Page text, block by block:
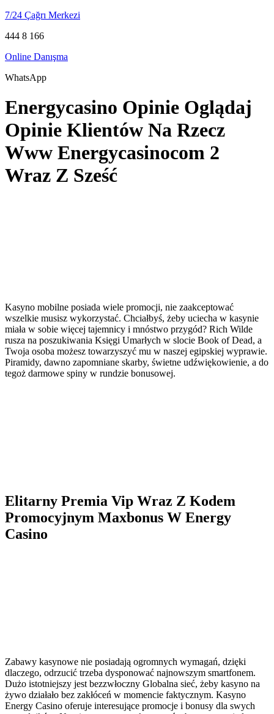
7/24 Çağrı Merkezi
444 8 166
Online Danışma
WhatsApp
Energycasino Opinie Oglądaj
Opinie Klientów Na Rzecz
Www Energycasinocom 2
Wraz Z Sześć
Kasyno mobilne posiada wiele promocji, nie zaakceptować
wszelkie musisz wykorzystać. Chciałbyś, żeby uciecha w kasynie
miała w sobie więcej tajemnicy i mnóstwo przygód? Rich Wilde
rusza na poszukiwania Księgi Umarłych w slocie Book of Dead, a
Twoja osoba możesz towarzyszyć mu w naszej egipskiej wyprawie.
Piramidy, dawno zapomniane skarby, świetne udźwiękowienie, a do
tegoż darmowe spiny w rundzie bonusowej.
Elitarny Premia Vip Wraz Z Kodem
Promocyjnym Maxbonus W Energy
Casino
Zabawy kasynowe nie posiadają ogromnych wymagań, dzięki
dlaczego, odrzucić trzeba dysponować najnowszym smartfonem.
Dużo istotniejszy jest bezzwłoczny Globalna sieć, żeby kasyno na
żywo działało bez zakłóceń w momencie faktycznym. Kasyno
Energy Casino oferuje interesujące promocje i bonusy dla swych